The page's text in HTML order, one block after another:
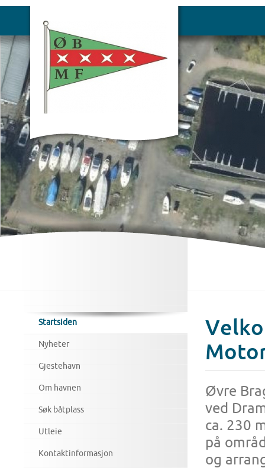
Startsiden
Nyheter
Gjestehavn
Om havnen
Søk båtplass
Utleie
Kontaktinformasjon
Øvre
ved
ca. 230
på
og